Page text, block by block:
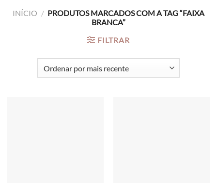
INÍCIO / PRODUTOS MARCADOS COM A TAG “FAIXA
BRANCA”
FILTRAR